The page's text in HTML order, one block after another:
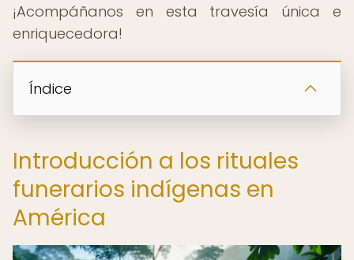
¡Acompáñanos en esta travesía única e
enriquecedora!
Índice
Introducción a los rituales
funerarios indígenas en
América